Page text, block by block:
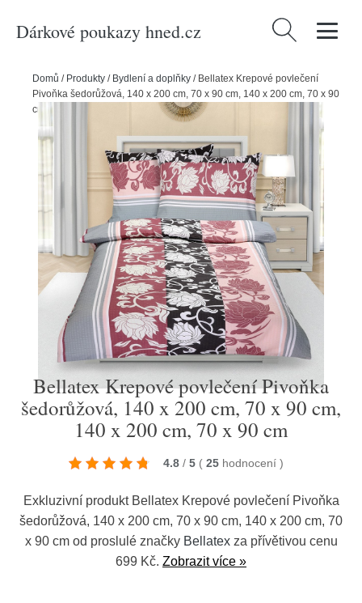
Dárkové poukazy hned.cz Vyhledávání
Domů / Produkty / Bydlení a doplňky / Bellatex Krepové povlečení
Pivoňka šedorůžová, 140 x 200 cm, 70 x 90 cm, 140 x 200 cm, 70 x 90
cm
Bellatex Krepové povlečení Pivoňka
šedorůžová, 140 x 200 cm, 70 x 90 cm,
140 x 200 cm, 70 x 90 cm
4.8 / 5 ( 25 hodnocení )
Exkluzivní produkt Bellatex Krepové povlečení Pivoňka
šedorůžová, 140 x 200 cm, 70 x 90 cm, 140 x 200 cm, 70
x 90 cm od proslulé značky Bellatexza přívětivou cenu
699 Kč. Zobrazit více »